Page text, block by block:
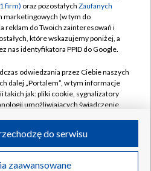
prywatności
zgody
Pomoc
Kontakt
Kanały
Polska S.A. w likwidacji
firm) oraz pozostałych Zaufanych
marketingowych (w tym do
reklam do Twoich zainteresowań i
które wskazujemy poniżej, a
nas identyfikatora PPID do Google.
odwiedzania przez Ciebie naszych
dalej „Portalem”, w tym informacje
takich jak: pliki cookie, sygnalizatory
umożliwiających świadczenie
odwiedzania przez Ciebie
zaawansowane
do serwisu